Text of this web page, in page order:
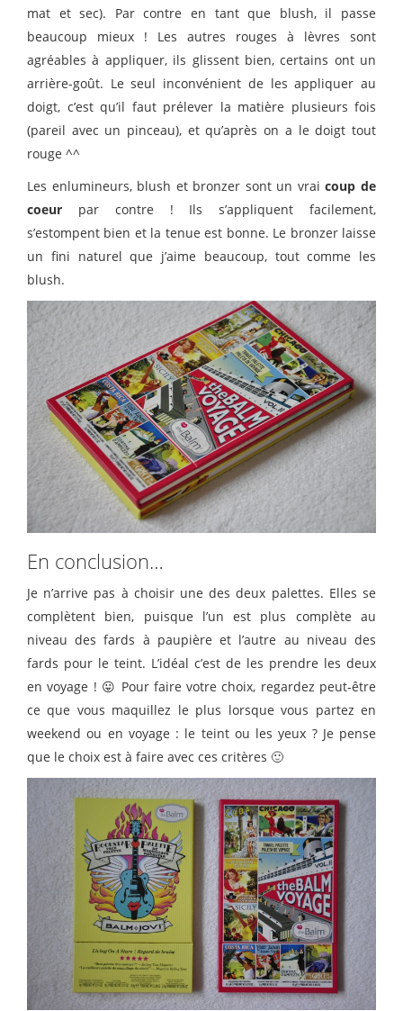
mat et sec). Par contre en tant que blush, il passe
beaucoup mieux ! Les autres rouges à lèvres sont
agréables à appliquer, ils glissent bien, certains ont un
arrière-goût. Le seul inconvénient de les appliquer au
doigt, c’est qu’il faut prélever la matière plusieurs fois
(pareil avec un pinceau), et qu’après on a le doigt tout
rouge ^^
Les enlumineurs, blush et bronzer sont un vraicoup de
coeur par contre ! Ils s’appliquent facilement,
s’estompent bien et la tenue est bonne. Le bronzer laisse
un fini naturel que j’aime beaucoup, tout comme les
blush.
En conclusion…
Je n’arrive pas à choisir une des deux palettes. Elles se
complètent bien, puisque l’un est plus complète au
niveau des fards à paupière et l’autre au niveau des
fards pour le teint. L’idéal c’est de les prendre les deux
en voyage ! 😛 Pour faire votre choix, regardez peut-être
ce que vous maquillez le plus lorsque vous partez en
weekend ou en voyage : le teint ou les yeux ? Je pense
que le choix est à faire avec ces critères 🙂